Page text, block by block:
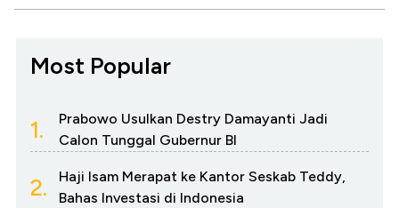
Most Popular
1.
Prabowo Usulkan Destry Damayanti Jadi
Calon Tunggal Gubernur BI
2.
Haji Isam Merapat ke Kantor Seskab Teddy,
Bahas Investasi di Indonesia